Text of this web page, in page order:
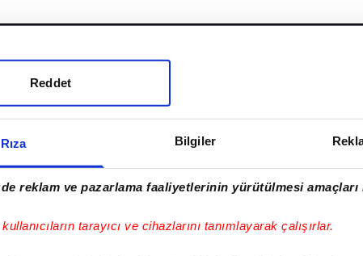
Rıza Bilgiler
reklam ve pazarlama faaliyetlerinin yürütülmesi amaçları
tarayıcı ve cihazlarını tanımlayarak çalışırlar.
Reddet
an!
Malheiro:
Düşünmemiz
final maçı